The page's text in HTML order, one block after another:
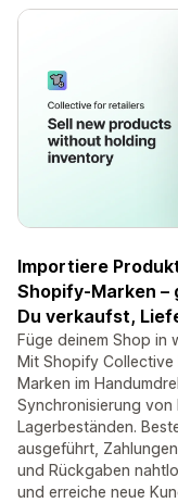
Importiere
Shopify-Marken –
Du verkaufst,
Füge deinem Shop in
Mit Shopify
Marken im
Synchronisierung von
Lagerbeständen.
ausgeführt,
und Rückgaben
und erreiche neue